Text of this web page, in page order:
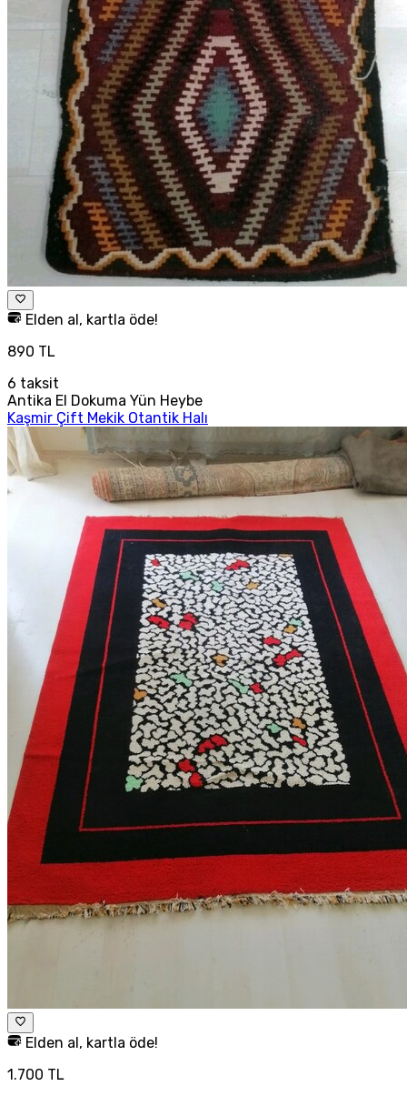
Elden al, kartla öde!
890 TL
6 taksit
Antika El Dokuma Yün Heybe
Kaşmir Çift Mekik Otantik Halı
Elden al, kartla öde!
1.700 TL